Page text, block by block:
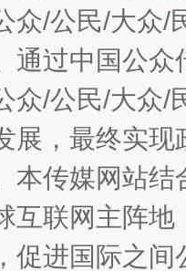
众/公民/大众
通过中国公
众/公民/大众
展，最终实
本传媒网站
互联网主阵
促进国际之